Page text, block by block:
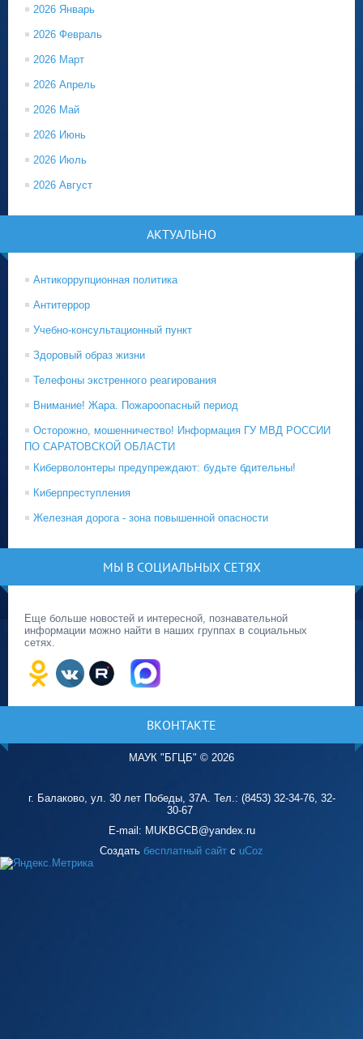
2026 Январь
2026 Февраль
2026 Март
2026 Апрель
2026 Май
2026 Июнь
2026 Июль
2026 Август
АКТУАЛЬНО
Антикоррупционная политика
Антитеррор
Учебно-консультационный пункт
Здоровый образ жизни
Телефоны экстренного реагирования
Внимание! Жара. Пожароопасный период
Осторожно, мошенничество! Информация ГУ МВД РОССИИ
ПО САРАТОВСКОЙ ОБЛАСТИ
Киберволонтеры предупреждают: будьте бдительны!
Киберпреступления
Железная дорога - зона повышенной опасности
МЫ В СОЦИАЛЬНЫХ СЕТЯХ
Еще больше новостей и интересной, познавательной
информации можно найти в наших группах в социальных
сетях.
ВКОНТАКТЕ
МАУК "БГЦБ" © 2026
г. Балаково, ул. 30 лет Победы, 37А. Тел.: (8453) 32-34-76, 32-
30-67
E-mail: MUKBGCB@yandex.ru
Создать бесплатный сайт с uCoz